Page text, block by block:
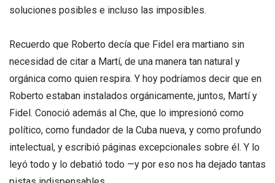
soluciones posibles e incluso las imposibles.
Recuerdo que Roberto decía que Fidel era martiano sin
necesidad de citar a Martí, de una manera tan natural y
orgánica como quien respira. Y hoy podríamos decir que en
Roberto estaban instalados orgánicamente, juntos, Martí y
Fidel. Conoció además al Che, que lo impresionó como
político, como fundador de la Cuba nueva, y como profundo
intelectual, y escribió páginas excepcionales sobre él. Y lo
leyó todo y lo debatió todo —y por eso nos ha dejado tantas